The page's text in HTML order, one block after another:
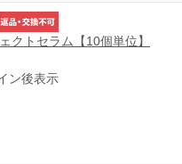
クトセラム【10個単位】
ン後表示